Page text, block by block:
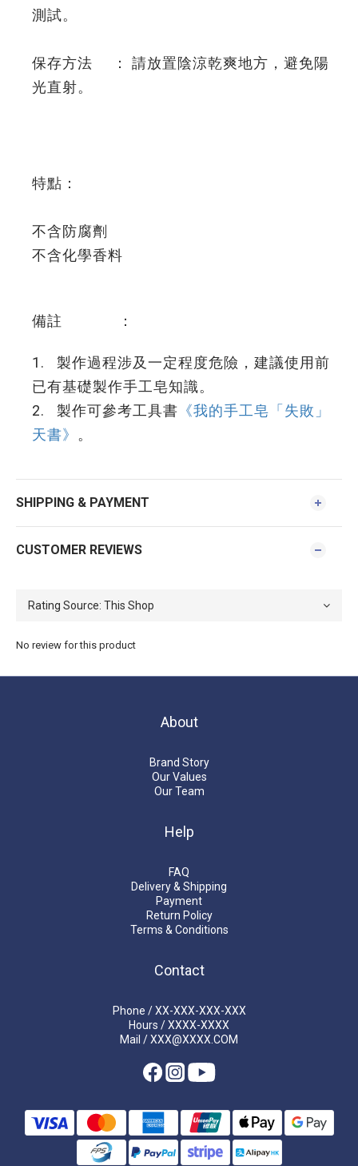
測試。
保存方法 ： 請放置陰涼乾爽地方，避免陽
光直射。
特點：
不含防腐劑
不含化學香料
備註 ：
1. 製作過程涉及一定程度危險，建議使用前
已有基礎製作手工皂知識。
2. 製作可參考工具書 《我的手工皂「失敗」
天書》 。
SHIPPING & PAYMENT
CUSTOMER REVIEWS
No review for this product
About
Brand Story
Our Values
Our Team
Help
FAQ
Delivery & Shipping
Payment
Return Policy
Terms & Conditions
Contact
Phone / XX-XXX-XXX-XXX
Hours / XXXX-XXXX
Mail / XXX@XXXX.COM